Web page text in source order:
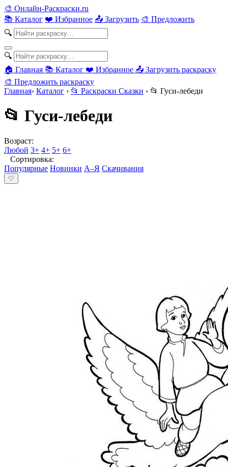
🎨 Онлайн-Раскраски.ru
📚 Каталог ❤️ Избранное 📤 Загрузить 🎨 Предложить
🔍
🔍
🏠 Главная 📚 Каталог ❤️ Избранное 📤 Загрузить раскраску
🎨 Предложить раскраску
Главная› Каталог › 📂 Раскраски Сказки › 📂 Гуси-лебеди
📂 Гуси-лебеди
Возраст:
Любой 3+ 4+ 5+ 6+
Сортировка:
Популярные Новинки А–Я Скачивания
♡